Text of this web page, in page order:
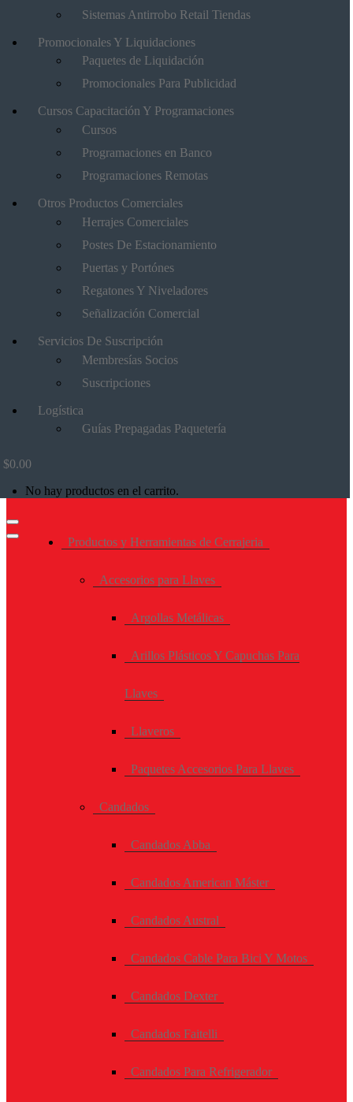
Sistemas Antirrobo Retail Tiendas
Promocionales Y Liquidaciones
Paquetes de Liquidación
Promocionales Para Publicidad
Cursos Capacitación Y Programaciones
Cursos
Programaciones en Banco
Programaciones Remotas
Otros Productos Comerciales
Herrajes Comerciales
Postes De Estacionamiento
Puertas y Portónes
Regatones Y Niveladores
Señalización Comercial
Servicios De Suscripción
Membresías Socios
Suscripciones
Logística
Guías Prepagadas Paquetería
$0.00
No hay productos en el carrito.
Productos y Herramientas de Cerrajeria
Accesorios para Llaves
Argollas Metálicas
Arillos Plásticos Y Capuchas Para
Llaves
Llaveros
Paquetes Accesorios Para Llaves
Candados
Candados Abba
Candados American Máster
Candados Austral
Candados Cable Para Bici Y Motos
Candados Dexter
Candados Faitelli
Candados Para Refrigerador